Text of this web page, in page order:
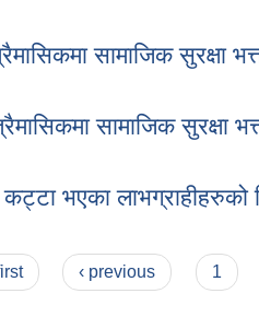
त्रैमासिकमा सामाजिक सुरक्षा भत्ता
सामाजिक सुरक्षा
त्रैमासिकमा सामाजिक सुरक्षा भत्ता
सामाजिक सुरक्षा भत्ता
त्रैमासिकमा सामाजिक सुरक्षा भत्ता
भएका लाभग्राहीहरुको
मा लगत कट्टा भएका लाभग्राहीहरुको
‹ previous 1